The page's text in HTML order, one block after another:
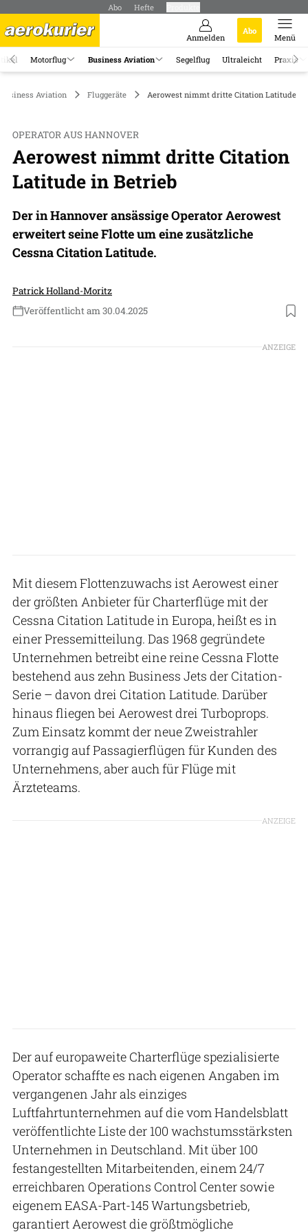
Abo Hefte
Anmelden
Abo
Menü
Motorflug Business Aviation Segelflug Ultraleicht Praxis
Business Aviation Fluggeräte Aerowest nimmt dritte Citation Latitude in
OPERATOR AUS HANNOVER
Aerowest nimmt dritte Citation
Latitude in Betrieb
Der in Hannover ansässige Operator Aerowest
erweitert seine Flotte um eine zusätzliche
Cessna Citation Latitude.
Patrick Holland-Moritz
Veröffentlicht am 30.04.2025
Foto: Aerowest
ANZEIGE
Mit diesem Flottenzuwachs ist Aerowest einer
der größten Anbieter für Charterflüge mit der
Cessna Citation Latitude in Europa, heißt es in
einer Pressemitteilung. Das 1968 gegründete
Unternehmen betreibt eine reine Cessna Flotte
bestehend aus zehn Business Jets der Citation-
Serie – davon drei Citation Latitude. Darüber
hinaus fliegen bei Aerowest drei Turboprops.
Zum Einsatz kommt der neue Zweistrahler
vorrangig auf Passagierflügen für Kunden des
Unternehmens, aber auch für Flüge mit
Ärzteteams.
ANZEIGE
Der auf europaweite Charterflüge spezialisierte
Operator schaffte es nach eigenen Angaben im
vergangenen Jahr als einziges
Luftfahrtunternehmen auf die vom Handelsblatt
veröffentlichte Liste der 100 wachstumsstärksten
Unternehmen in Deutschland. Mit über 100
festangestellten Mitarbeitenden, einem 24/7
erreichbaren Operations Control Center sowie
eigenem EASA-Part-145 Wartungsbetrieb,
garantiert Aerowest die größtmögliche